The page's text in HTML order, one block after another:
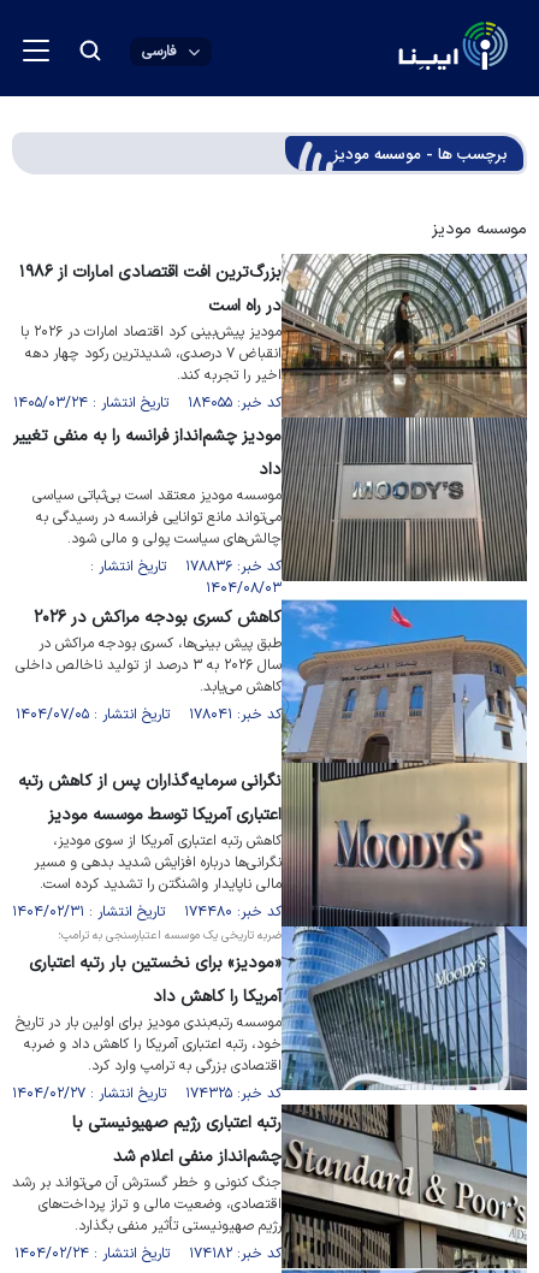
فارسی
برچسب ها - موسسه مودیز
موسسه مودیز
بزرگ‌ترین افت اقتصادی امارات از ۱۹۸۶
در راه است
مودیز پیش‌بینی کرد اقتصاد امارات در ۲۰۲۶ با
انقباض ۷ درصدی، شدیدترین رکود چهار دهه
اخیر را تجربه کند.
کد خبر: ۱۸۴۰۵۵ تاریخ انتشار : ۱۴۰۵/۰۳/۲۴
مودیز چشم‌انداز فرانسه را به منفی تغییر
داد
موسسه مودیز معتقد است بی‌ثباتی سیاسی
می‌تواند مانع توانایی فرانسه در رسیدگی به
چالش‌های سیاست پولی و مالی شود.
کد خبر: ۱۷۸۸۳۶ تاریخ انتشار :
۱۴۰۴/۰۸/۰۳
کاهش کسری بودجه مراکش در ۲۰۲۶
طبق پیش بینی‌ها، کسری بودجه مراکش در
سال ۲۰۲۶ به ۳ درصد از تولید ناخالص داخلی
کاهش می‌یابد.
کد خبر: ۱۷۸۰۴۱ تاریخ انتشار : ۱۴۰۴/۰۷/۰۵
نگرانی سرمایه‌گذاران پس از کاهش رتبه
اعتباری آمریکا توسط موسسه مودیز
کاهش رتبه اعتباری آمریکا از سوی مودیز،
نگرانی‌ها درباره افزایش شدید بدهی و مسیر
مالی ناپایدار واشنگتن را تشدید کرده است.
کد خبر: ۱۷۴۴۸۰ تاریخ انتشار : ۱۴۰۴/۰۲/۳۱
ضربه تاریخی یک موسسه اعتبارسنجی به ترامپ؛
«مودیز» برای نخستین بار رتبه اعتباری
آمریکا را کاهش داد
موسسه رتبه‌بندی مودیز برای اولین بار در تاریخ
خود، رتبه اعتباری آمریکا را کاهش داد و ضربه
اقتصادی بزرگی به ترامپ وارد کرد.
کد خبر: ۱۷۴۳۲۵ تاریخ انتشار : ۱۴۰۴/۰۲/۲۷
رتبه اعتباری رژیم صهیونیستی با
چشم‌انداز منفی اعلام شد
جنگ کنونی و خطر گسترش آن می‌تواند بر رشد
اقتصادی، وضعیت مالی و تراز پرداخت‌های
رژیم صهیونیستی تأثیر منفی بگذارد.
کد خبر: ۱۷۴۱۸۲ تاریخ انتشار : ۱۴۰۴/۰۲/۲۴